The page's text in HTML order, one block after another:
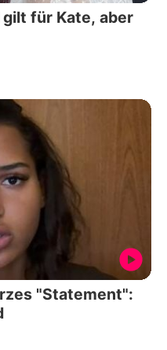
gilt für Kate, aber
"Statement":